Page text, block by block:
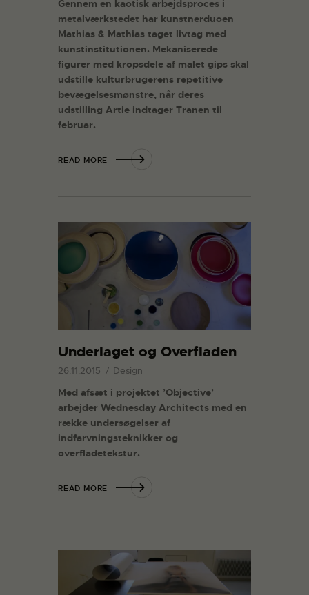
Gennem en kaotisk arbejdsproces i
metalværkstedet har kunstnerduoen
Mathias & Mathias taget livtag med
kunstinstitutionen. Mekaniserede
figurer med kropsdele af malet gips skal
udstille kulturbrugerens repetitive
bevægelsesmønstre, når deres
udstilling Artie indtager Tranen til
februar.
READ MORE
Underlaget og Overfladen
26.11.2015 Design
Med afsæt i projektet ’Objective’
arbejder Wednesday Architects med en
række undersøgelser af
indfarvningsteknikker og
overfladetekstur.
READ MORE